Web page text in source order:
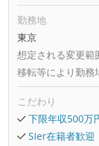
勤務地
東京
想定される変更範
移転等により勤務
こだわり
下限年収500万
SIer在籍者歓迎